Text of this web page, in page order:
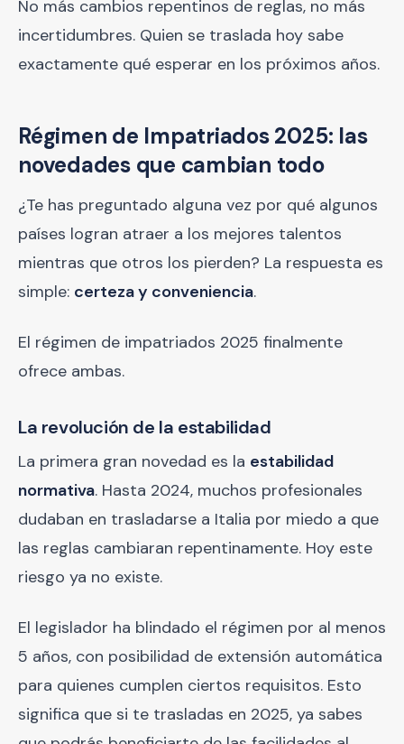
No más cambios repentinos de reglas, no más
incertidumbres. Quien se traslada hoy sabe
exactamente qué esperar en los próximos años.
Régimen de Impatriados 2025: las
novedades que cambian todo
¿Te has preguntado alguna vez por qué algunos
países logran atraer a los mejores talentos
mientras que otros los pierden? La respuesta es
simple: certeza y conveniencia.
El régimen de impatriados 2025 finalmente
ofrece ambas.
La revolución de la estabilidad
La primera gran novedad es la estabilidad
normativa. Hasta 2024, muchos profesionales
dudaban en trasladarse a Italia por miedo a que
las reglas cambiaran repentinamente. Hoy este
riesgo ya no existe.
El legislador ha blindado el régimen por al menos
5 años, con posibilidad de extensión automática
para quienes cumplen ciertos requisitos. Esto
significa que si te trasladas en 2025, ya sabes